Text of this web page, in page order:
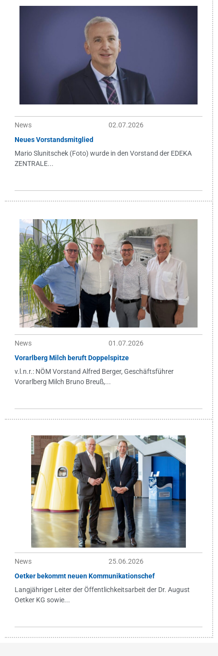
News
02.07.2026
Neues Vorstandsmitglied
Mario Slunitschek (Foto) wurde in den Vorstand der EDEKA
ZENTRALE...
News
01.07.2026
Vorarlberg Milch beruft Doppelspitze
v.l.n.r.: NÖM Vorstand Alfred Berger, Geschäftsführer
Vorarlberg Milch Bruno Breuß,...
News
25.06.2026
Oetker bekommt neuen Kommunikationschef
Langjähriger Leiter der Öffentlichkeitsarbeit der Dr. August
Oetker KG sowie...